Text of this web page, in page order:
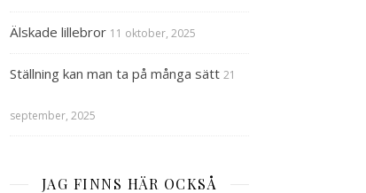
Älskade lillebror 11 oktober, 2025
Ställning kan man ta på många sätt 21
september, 2025
JAG FINNS HÄR OCKSÅ